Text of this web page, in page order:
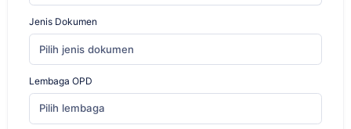
Jenis Dokumen
Pilih jenis dokumen
Lembaga OPD
Pilih lembaga